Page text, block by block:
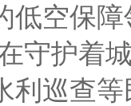
空保障
守护着
利巡查